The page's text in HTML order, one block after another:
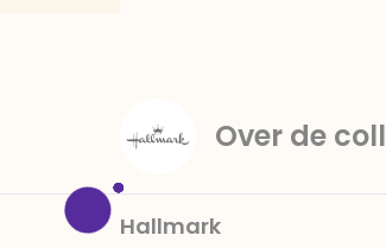
beïnvloeden, E133, E151.
en droog bewaren.
Over de
Hallmark